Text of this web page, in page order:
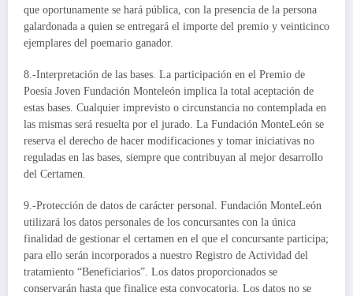
que oportunamente se hará pública, con la presencia de la persona
galardonada a quien se entregará el importe del premio y veinticinco
ejemplares del poemario ganador.
8.-Interpretación de las bases. La participación en el Premio de
Poesía Joven Fundación Monteleón implica la total aceptación de
estas bases. Cualquier imprevisto o circunstancia no contemplada en
las mismas será resuelta por el jurado. La Fundación MonteLeón se
reserva el derecho de hacer modificaciones y tomar iniciativas no
reguladas en las bases, siempre que contribuyan al mejor desarrollo
del Certamen.
9.-Protección de datos de carácter personal. Fundación MonteLeón
utilizará los datos personales de los concursantes con la única
finalidad de gestionar el certamen en el que el concursante participa;
para ello serán incorporados a nuestro Registro de Actividad del
tratamiento “Beneficiarios”. Los datos proporcionados se
conservarán hasta que finalice esta convocatoria. Los datos no se